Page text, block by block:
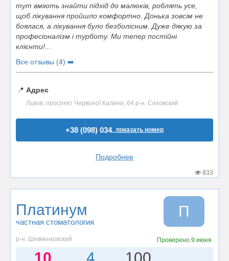
тут вміють знайти підхід до малюків, роблять усе,
щоб лікування пройшло комфортно. Донька зовсім не
боялася, а лікування було безболісним. Дуже дякую за
професіоналізм і турботу. Ми тепер постійні
клієнти!...
Все отзывы (4) ➡️
📍 Адрес
Львов, проспект Червоної Калини, 64 р-н. Сиховский
+38 (098) 034..показать номер
Подробнее
833
Платинум
частная стоматология
П
р-н. Шевченковский Проверено 9 июня